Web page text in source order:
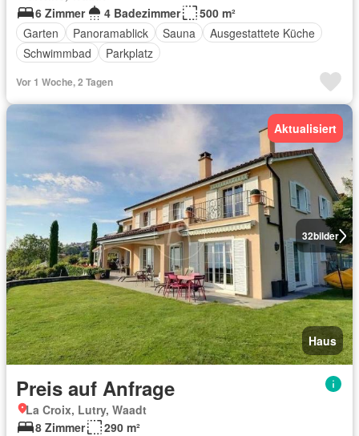
6 Zimmer
4 Badezimmer
500 m²
Garten
Panoramablick Sauna
Ausgestattete Küche
Schwimmbad
Parkplatz
Vor 1 Woche, 2 Tagen
32bilder
Aktualisiert
Haus
Preis auf Anfrage
La Croix, Lutry, Waadt
8 Zimmer
290 m²